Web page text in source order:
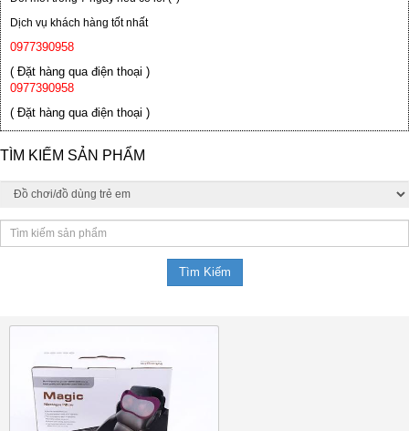
Dịch vụ khách hàng tốt nhất
0977390958
( Đặt hàng qua điện thoại )
0977390958
( Đặt hàng qua điện thoại )
TÌM KIẾM SẢN PHẨM